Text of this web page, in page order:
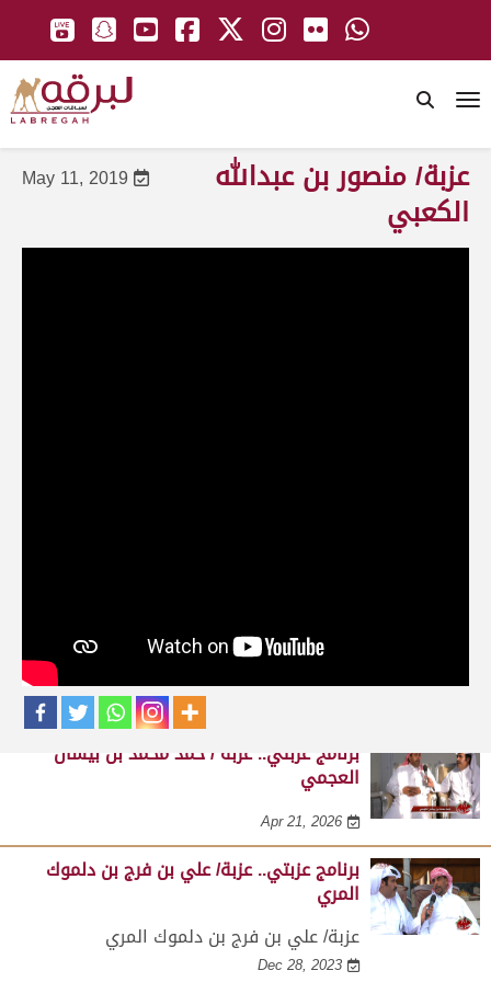
برنامج عزبتي.. عزبة / جبر بن شمسان الرمزاني
النعيمي
برنامج عزبتي.. عزبة / حمد محمد بن بيشان
العجمي
Apr 21, 2026
برنامج عزبتي.. عزبة/ علي بن فرج بن دلموك
المري
عزبة/ علي بن فرج بن دلموك المري
Dec 28, 2023
May 11, 2019 عزبة/ منصور بن عبدالله
الكعبي